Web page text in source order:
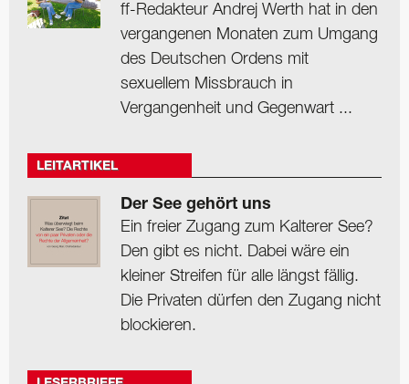
ff-Redakteur Andrej Werth hat in den
vergangenen Monaten zum Umgang
des Deutschen Ordens mit
sexuellem Missbrauch in
Vergangenheit und Gegenwart ...
LEITARTIKEL
Der See gehört uns
Ein freier Zugang zum Kalterer See?
Den gibt es nicht. Dabei wäre ein
kleiner Streifen für alle längst fällig.
Die Privaten dürfen den Zugang nicht
blockieren.